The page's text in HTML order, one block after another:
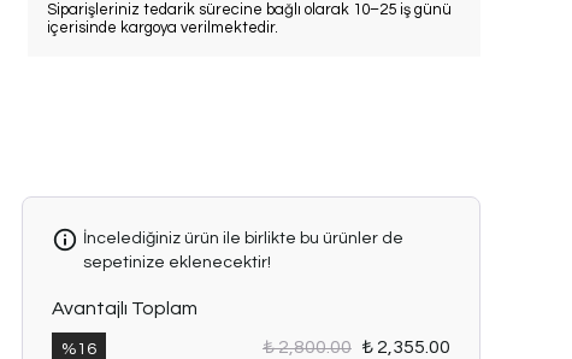
Siparişleriniz tedarik sürecine bağlı olarak 10–25 iş günü
içerisinde kargoya verilmektedir.
İncelediğiniz ürün ile birlikte bu ürünler de
sepetinize eklenecektir!
Avantajlı Toplam
% 16 ₺ 2,800.00 ₺ 2,355.00